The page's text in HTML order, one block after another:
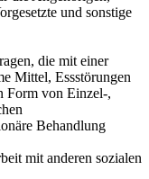
und sonstige
die mit einer
Mittel, Essstörungen
Form von Einzel-,
Behandlung
mit anderen sozialen